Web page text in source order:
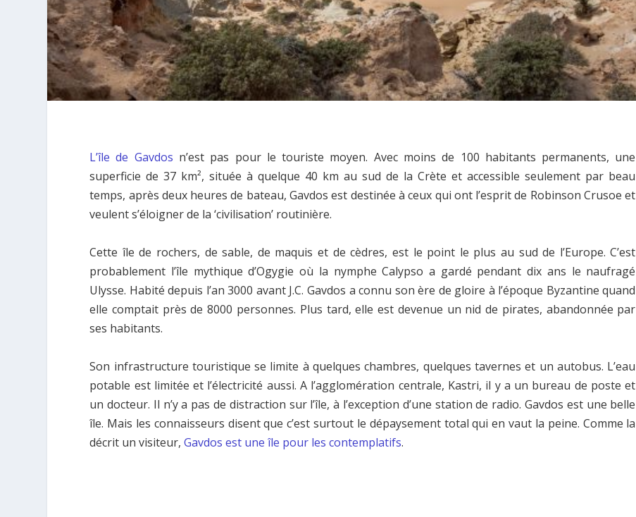
L’île de Gavdos n’est pas pour le touriste moyen. Avec moins de 100 habitants permanents, une
superficie de 37 km², située à quelque 40 km au sud de la Crète et accessible seulement par beau
temps, après deux heures de bateau, Gavdos est destinée à ceux qui ont l’esprit de Robinson Crusoe et
veulent s’éloigner de la ‘civilisation’ routinière.
Cette île de rochers, de sable, de maquis et de cèdres, est le point le plus au sud de l’Europe. C’est
probablement l’île mythique d’Ogygie où la nymphe Calypso a gardé pendant dix ans le naufragé
Ulysse. Habité depuis l’an 3000 avant J.C. Gavdos a connu son ère de gloire à l’époque Byzantine quand
elle comptait près de 8000 personnes. Plus tard, elle est devenue un nid de pirates, abandonnée par
ses habitants.
Son infrastructure touristique se limite à quelques chambres, quelques tavernes et un autobus. L’eau
potable est limitée et l’électricité aussi. A l’agglomération centrale, Kastri, il y a un bureau de poste et
un docteur. Il n’y a pas de distraction sur l’île, à l’exception d’une station de radio. Gavdos est une belle
île. Mais les connaisseurs disent que c’est surtout le dépaysement total qui en vaut la peine. Comme la
décrit un visiteur,Gavdos est une île pour les contemplatifs.